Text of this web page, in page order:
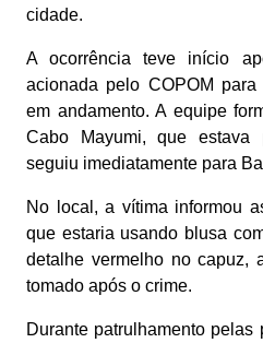
cidade.
A ocorrência teve início
acionada pelo COPOM
em andamento. A equipe
Cabo Mayumi, que estava
seguiu imediatamente para
No local, a vítima informou
que estaria usando blusa
detalhe vermelho no capuz,
tomado após o crime.
Durante patrulhamento